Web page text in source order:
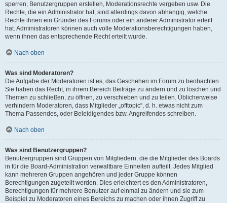
sperren, Benutzergruppen erstellen, Moderationsrechte vergeben usw. Die
Rechte, die ein Administrator hat, sind allerdings davon abhängig, welche
Rechte ihnen ein Gründer des Forums oder ein anderer Administrator erteilt
hat. Administratoren können auch volle Moderationsberechtigungen haben,
wenn ihnen das entsprechende Recht erteilt wurde.
Nach oben
Was sind Moderatoren?
Die Aufgabe der Moderatoren ist es, das Geschehen im Forum zu beobachten.
Sie haben das Recht, in ihrem Bereich Beiträge zu ändern und zu löschen und
Themen zu schließen, zu öffnen, zu verschieben und zu teilen. Üblicherweise
verhindern Moderatoren, dass Mitglieder „offtopic“, d. h. etwas nicht zum
Thema Passendes, oder Beleidigendes bzw. Angreifendes schreiben.
Nach oben
Was sind Benutzergruppen?
Benutzergruppen sind Gruppen von Mitgliedern, die die Mitglieder des Boards
in für die Board-Administration verwaltbare Einheiten aufteilt. Jedes Mitglied
kann mehreren Gruppen angehören und jeder Gruppe können
Berechtigungen zugeteilt werden. Dies erleichtert es den Administratoren,
Berechtigungen für mehrere Benutzer auf einmal zu ändern und sie zum
Beispiel zu Moderatoren eines Bereichs zu machen oder ihnen Zugriff zu